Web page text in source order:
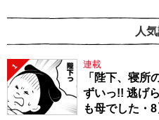
人
1 連載
「陛下、寝所
ずいっ!! 逃げ
も母でした・8